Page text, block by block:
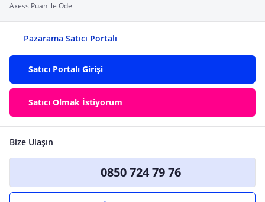
Axess Puan ile Öde
Pazarama Satıcı Portalı
Satıcı Portalı Girişi
Satıcı Olmak İstiyorum
Bize Ulaşın
0850 724 79 76